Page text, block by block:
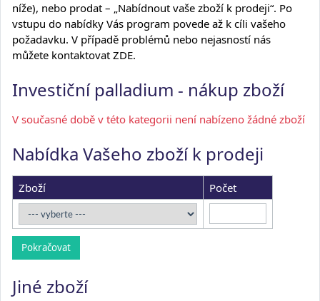
níže), nebo prodat – „Nabídnout vaše zboží k prodeji“. Po
vstupu do nabídky Vás program povede až k cíli vašeho
požadavku. V případě problémů nebo nejasností nás
můžete kontaktovat ZDE.
Investiční palladium - nákup zboží
V současné době v této kategorii není nabízeno žádné zboží
Nabídka Vašeho zboží k prodeji
Zboží Počet
Jiné zboží